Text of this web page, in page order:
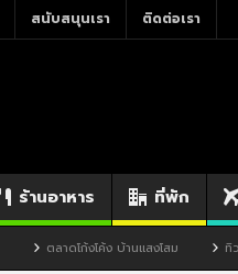
สนับสนุนเรา ติดต่อเรา
ร้านอาหาร ที่พัก
ตลาดโก้งโค้ง บ้านแสงโสม ทิวผาคาเฟ่